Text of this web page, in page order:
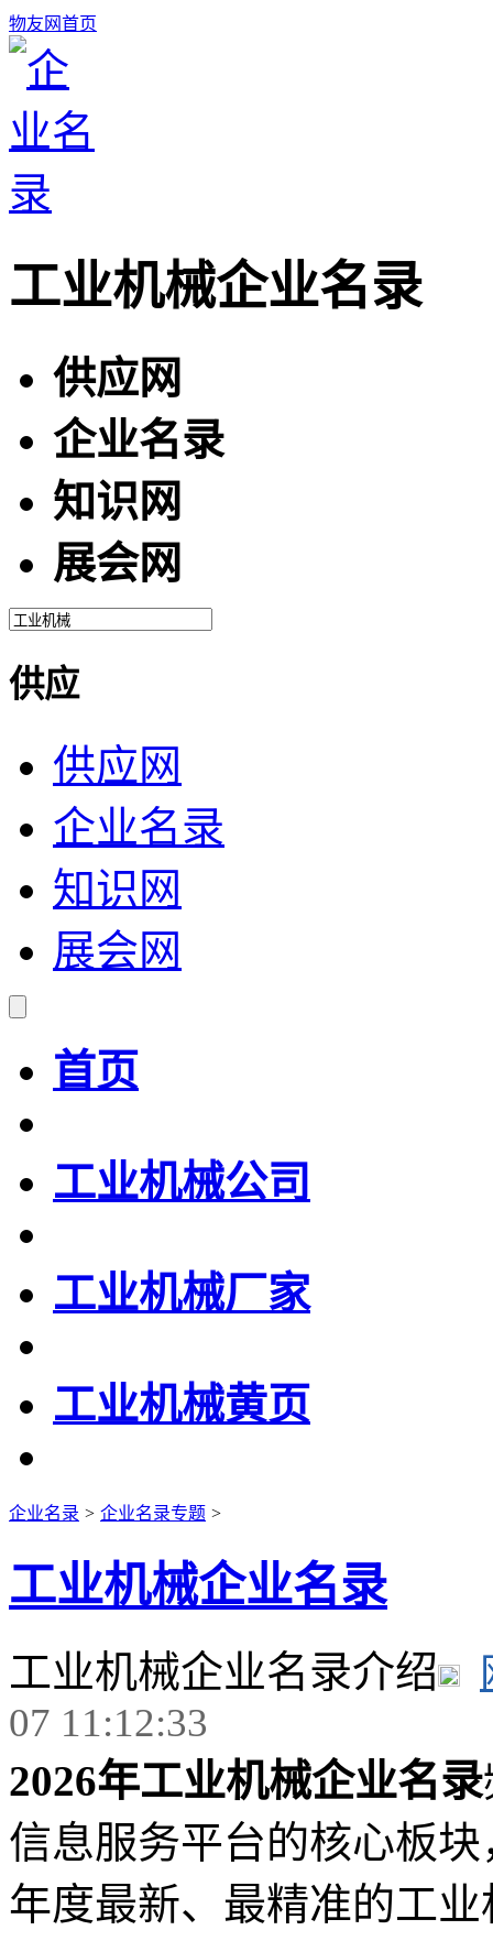
物友网首页
工业机械企业名录
供应网
企业名录
知识网
展会网
供应
供应网
企业名录
知识网
展会网
首页
工业机械公司
工业机械厂家
工业机械黄页
企业名录 > 企业名录专题 >
工业机械企业名录
工业机械企业名录介绍
07 11:12:33
2026年工业机械企业名录
信息服务平台的核心板
年度最新、最精准的工